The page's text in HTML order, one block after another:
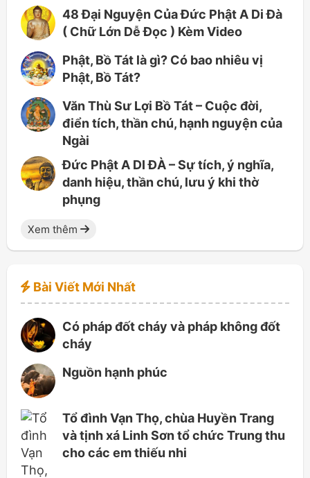
48 Đại Nguyện Của Đức Phật A Di Đà
( Chữ Lớn Dễ Đọc ) Kèm Video
Phật, Bồ Tát là gì? Có bao nhiêu vị
Phật, Bồ Tát?
Văn Thù Sư Lợi Bồ Tát – Cuộc đời,
điển tích, thần chú, hạnh nguyện của
Ngài
Đức Phật A DI ĐÀ – Sự tích, ý nghĩa,
danh hiệu, thần chú, lưu ý khi thờ
phụng
Xem thêm
Bài Viết Mới Nhất
Có pháp đốt cháy và pháp không đốt
cháy
Nguồn hạnh phúc
Tổ đình Vạn Thọ, chùa Huyền Trang
và tịnh xá Linh Sơn tổ chức Trung thu
cho các em thiếu nhi